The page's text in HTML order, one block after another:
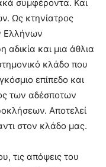
συμφέροντα. Και
Ως κτηνίατρος
Ελλήνων
και μια άθλια
κλάδο που
επίπεδο και
των αδέσποτων
Αποτελεί
στον κλάδο μας.
τις απόψεις του